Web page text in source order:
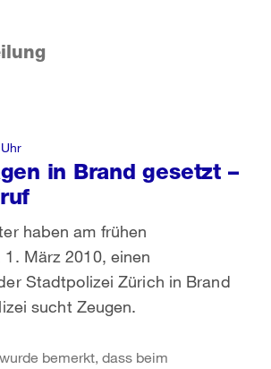
in Brand gesetzt –
haben am frühen
März 2010, einen
Stadtpolizei Zürich in Brand
sucht Zeugen.
bemerkt, dass beim